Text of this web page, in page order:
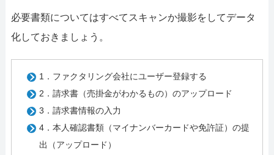
必要書類についてはすべてスキャンか撮影をしてデータ
化しておきましょう。
1．ファクタリング会社にユーザー登録する
2．請求書（売掛金がわかるもの）のアップロード
3．請求書情報の入力
4．本人確認書類（マイナンバーカードや免許証）の提
出（アップロード）